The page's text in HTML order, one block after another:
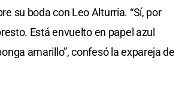
su boda con Leo Alturria. “Sí, por
Está envuelto en papel azul
amarillo”, confesó la expareja de